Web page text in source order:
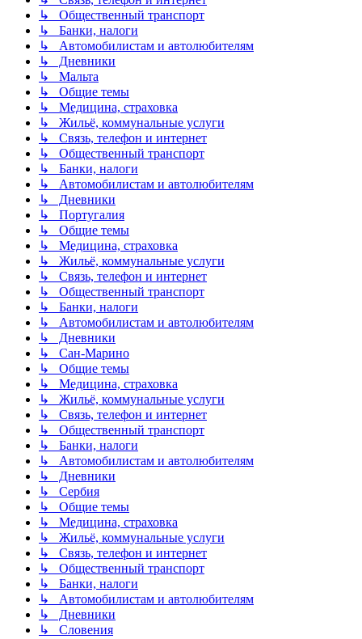
↳ Общественный транспорт
↳ Банки, налоги
↳ Автомобилистам и автолюбителям
↳ Дневники
↳ Мальта
↳ Общие темы
↳ Медицина, страховка
↳ Жильё, коммунальные услуги
↳ Связь, телефон и интернет
↳ Общественный транспорт
↳ Банки, налоги
↳ Автомобилистам и автолюбителям
↳ Дневники
↳ Португалия
↳ Общие темы
↳ Медицина, страховка
↳ Жильё, коммунальные услуги
↳ Связь, телефон и интернет
↳ Общественный транспорт
↳ Банки, налоги
↳ Автомобилистам и автолюбителям
↳ Дневники
↳ Сан-Марино
↳ Общие темы
↳ Медицина, страховка
↳ Жильё, коммунальные услуги
↳ Связь, телефон и интернет
↳ Общественный транспорт
↳ Банки, налоги
↳ Автомобилистам и автолюбителям
↳ Дневники
↳ Сербия
↳ Общие темы
↳ Медицина, страховка
↳ Жильё, коммунальные услуги
↳ Связь, телефон и интернет
↳ Общественный транспорт
↳ Банки, налоги
↳ Автомобилистам и автолюбителям
↳ Дневники
↳ Словения